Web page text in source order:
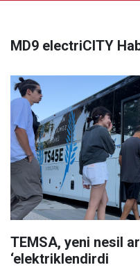
MD9 electriCITY
TEMSA, yeni nesil
‘elektriklendirdi